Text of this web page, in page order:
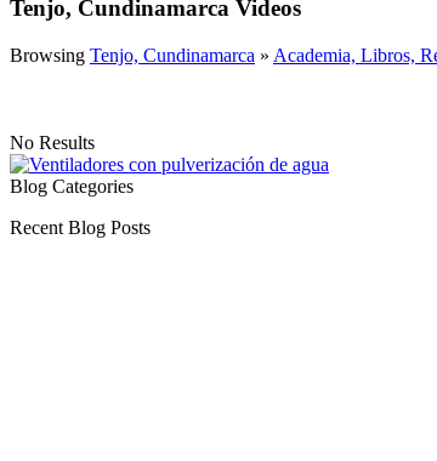
Tenjo, Cundinamarca Videos
Browsing Tenjo, Cundinamarca » Academia, Libros,
No Results
Blog Categories
Recent Blog Posts